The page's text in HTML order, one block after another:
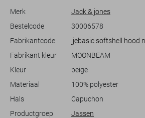
Met zijn moderne uitstraling is deze Jack &
informele setting of een dagje uit. De subtiele
ritsen en het logo op de mouw geven een
Of je nu een weekendwandeling maakt of
Meer informatie:
De totale lengte is 64 cm lang bij maat M.
Merk
Jack & jones
Bestelcode
30006578
Fabrikantcode
jjebasic softshell hood
Fabrikant kleur
MOONBEAM
Kleur
beige
Materiaal
100% polyester
Hals
Capuchon
Productgroep
Jassen